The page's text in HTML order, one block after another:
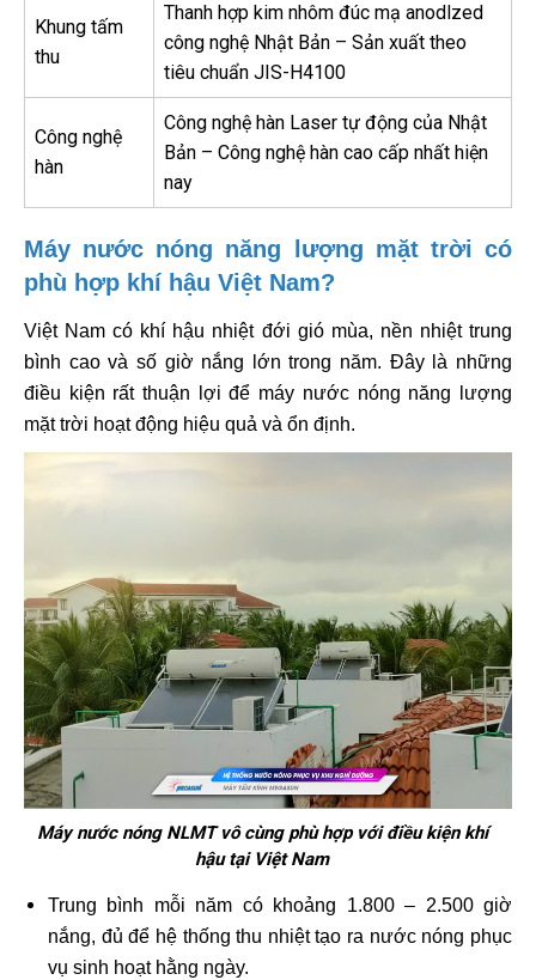
Khung tấm
thu
Thanh hợp kim nhôm đúc mạ anodlzed
công nghệ Nhật Bản – Sản xuất theo
tiêu chuẩn JIS-H4100
Công nghệ
hàn
Công nghệ hàn Laser tự động của Nhật
Bản – Công nghệ hàn cao cấp nhất hiện
nay
Máy nước nóng năng lượng mặt trời có
phù hợp khí hậu Việt Nam?
Việt Nam có khí hậu nhiệt đới gió mùa, nền nhiệt trung
bình cao và số giờ nắng lớn trong năm. Đây là những
điều kiện rất thuận lợi để máy nước nóng năng lượng
mặt trời hoạt động hiệu quả và ổn định.
Máy nước nóng NLMT vô cùng phù hợp với điều kiện khí
hậu tại Việt Nam
Trung bình mỗi năm có khoảng 1.800 – 2.500 giờ
nắng, đủ để hệ thống thu nhiệt tạo ra nước nóng phục
vụ sinh hoạt hằng ngày.